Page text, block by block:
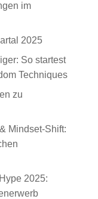
im
2025
So startest
Techniques
zu
Mindset-Shift:
2025: